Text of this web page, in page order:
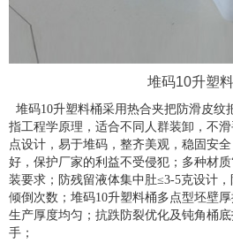
堆码10升塑
堆码10升塑料桶采用热合夹把防滑皮纹
指工程学原理，适合不同人群装卸，不
点设计，易于堆码，整齐美观，稳固安
好，保护厂家的利益不受侵犯；多种材
装要求；防残留液体集中肚≤3-5克设计
倾倒次数；堆码10升塑料桶多点型坯壁
生产厚度均匀；抗跌防裂优化及钝角桶
手；